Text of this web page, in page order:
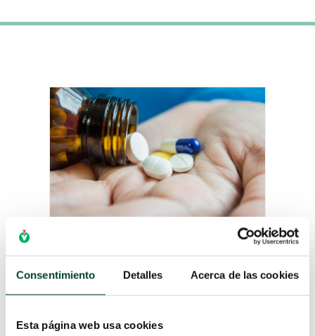
Consentimiento Detalles Acerca de las cookies
Esta página web usa cookies
EL IMPACTO DEL
SOBREUSO DE LOS
MEDIDAS PREVENTIVAS